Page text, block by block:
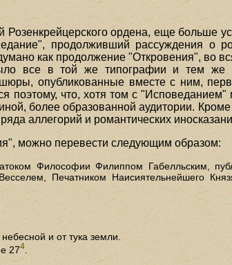
ордена, еще больше
продолживший рассуждения о
как продолжение "Откровения", во
все в той же типографии и тем же
опубликованные вместе с ним,
что, хотя том с
более образованной аудитории.
аллегорий и романтических
можно перевести следующим образом:
Философии Филиппом Габелльским,
Печатником Наисиятельнейшего
и от тука земли.
274